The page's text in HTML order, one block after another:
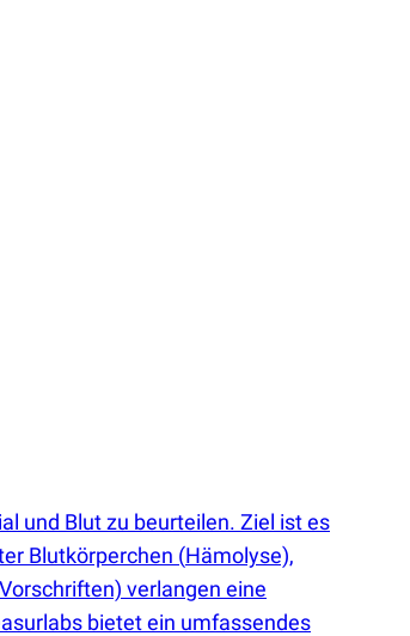
und Blut zu beurteilen. Ziel ist es
Blutkörperchen (Hämolyse),
verlangen eine
bietet ein umfassendes